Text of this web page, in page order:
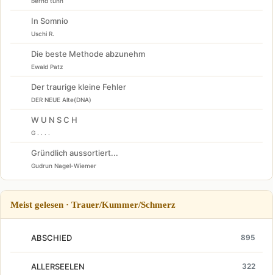
In Somnio
Uschi R.
Die beste Methode abzunehm
Ewald Patz
Der traurige kleine Fehler
DER NEUE Alte(DNA)
W U N S C H
G . . . .
Gründlich aussortiert...
Gudrun Nagel-Wiemer
Meist gelesen · Trauer/Kummer/Schmerz
ABSCHIED 895
ALLERSEELEN 322